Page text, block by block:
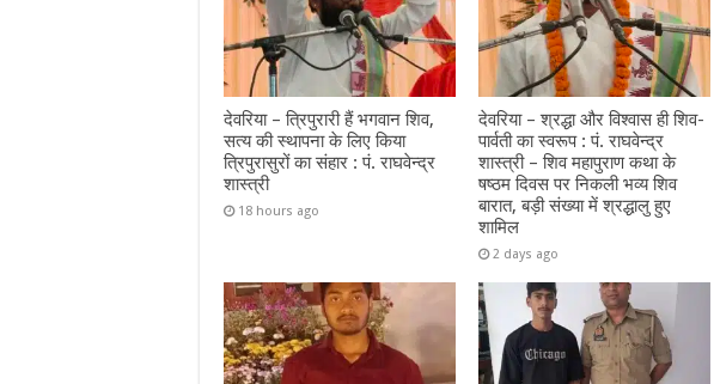
देवरिया – त्रिपुरारी हैं भगवान शिव,
सत्य की स्थापना के लिए किया
त्रिपुरासुरों का संहार : पं. राघवेन्द्र
शास्त्री
18 hours ago
देवरिया – श्रद्धा और विश्वास ही शिव-
पार्वती का स्वरूप : पं. राघवेन्द्र
शास्त्री – शिव महापुराण कथा के
षष्ठम दिवस पर निकली भव्य शिव
बारात, बड़ी संख्या में श्रद्धालु हुए
शामिल
2 days ago